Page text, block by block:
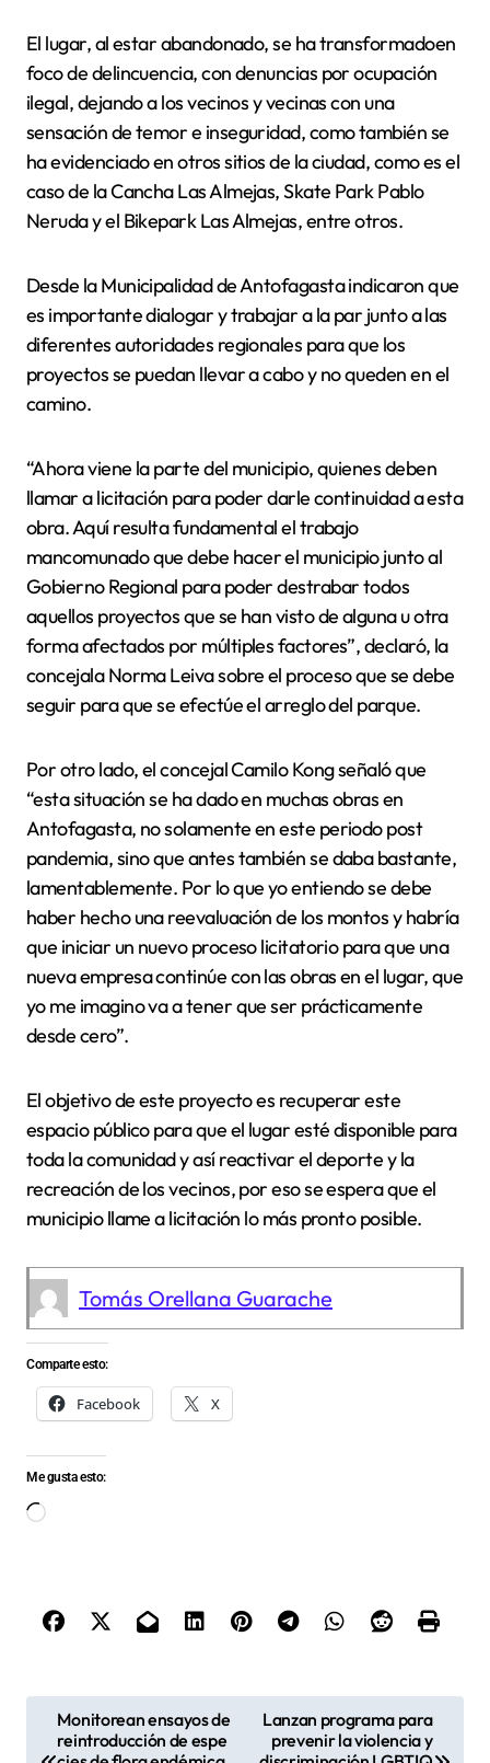
El lugar, al estar abandonado, se ha transformadoen
foco de delincuencia, con denuncias por ocupación
ilegal, dejando a los vecinos y vecinas con una
sensación de temor e inseguridad, como también se
ha evidenciado en otros sitios de la ciudad, como es el
caso de la Cancha Las Almejas, Skate Park Pablo
Neruda y el Bikepark Las Almejas, entre otros.
Desde la Municipalidad de Antofagasta indicaron que
es importante dialogar y trabajar a la par junto a las
diferentes autoridades regionales para que los
proyectos se puedan llevar a cabo y no queden en el
camino.
“Ahora viene la parte del municipio, quienes deben
llamar a licitación para poder darle continuidad a esta
obra. Aquí resulta fundamental el trabajo
mancomunado que debe hacer el municipio junto al
Gobierno Regional para poder destrabar todos
aquellos proyectos que se han visto de alguna u otra
forma afectados por múltiples factores”, declaró, la
concejala Norma Leiva sobre el proceso que se debe
seguir para que se efectúe el arreglo del parque.
Por otro lado, el concejal Camilo Kong señaló que
“esta situación se ha dado en muchas obras en
Antofagasta, no solamente en este periodo post
pandemia, sino que antes también se daba bastante,
lamentablemente. Por lo que yo entiendo se debe
haber hecho una reevaluación de los montos y habría
que iniciar un nuevo proceso licitatorio para que una
nueva empresa continúe con las obras en el lugar, que
yo me imagino va a tener que ser prácticamente
desde cero”.
El objetivo de este proyecto es recuperar este
espacio público para que el lugar esté disponible para
toda la comunidad y así reactivar el deporte y la
recreación de los vecinos, por eso se espera que el
municipio llame a licitación lo más pronto posible.
Tomás Orellana Guarache
Comparte esto:
Facebook X
Me gusta esto:
Cargando...
Monitorean ensayos de
reintroducción de espe
Lanzan programa para
prevenir la violencia y